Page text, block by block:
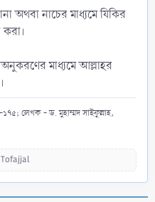
অথবা নাচের মাধ্যমে যিকির
মাধ্যমে আল্লাহর
লেখক - ড. মুহাম্মদ সাইফুল্লাহ,